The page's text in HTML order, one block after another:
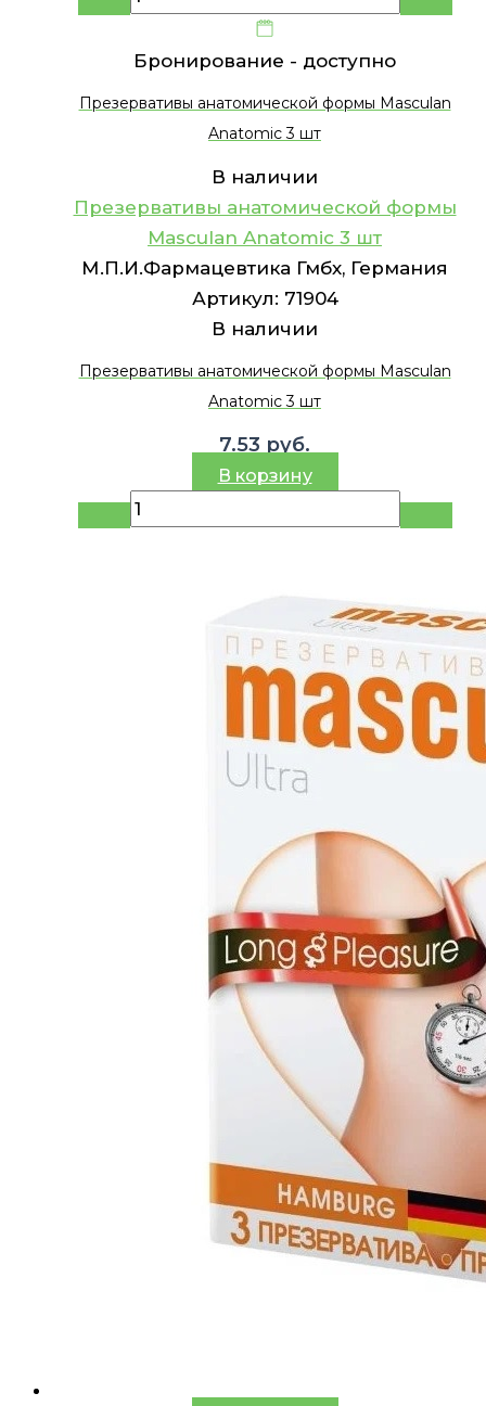
Бронирование - доступно
Презервативы анатомической формы Masculan
Anatomic 3 шт
В наличии
Презервативы анатомической формы
Masculan Anatomic 3 шт
М.П.И.Фармацевтика Гмбх, Германия
Артикул: 71904
В наличии
Презервативы анатомической формы Masculan
Anatomic 3 шт
7.53 руб.
В корзину